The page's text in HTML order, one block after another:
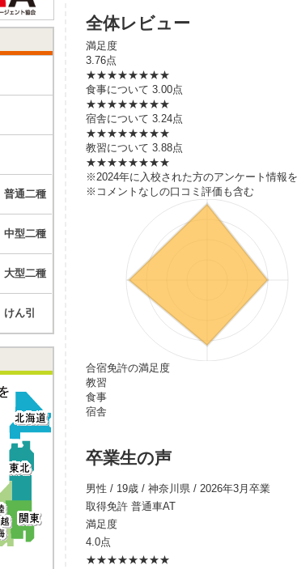
全体レビュー
満足度
3.76点
★★★★★★★★
食事について 3.00点
★★★★★★★★
宿舎について 3.24点
★★★★★★★★
教習について 3.88点
★★★★★★★★
※2024年に入校された方のアンケート情報
※コメントなしの口コミ評価も含む
合宿免許の満足度
教習
食事
宿舎
卒業生の声
男性 / 19歳 / 神奈川県 / 2026年3月卒業
取得免許 普通車AT
満足度
4.0点
★★★★★★★★
普通二種
中型二種
大型二種
けん引